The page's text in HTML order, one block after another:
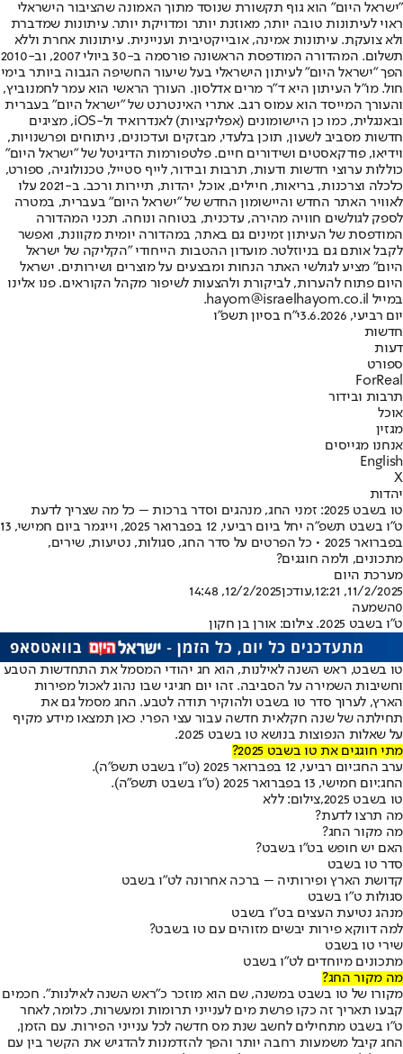
"ישראל היום" הוא גוף תקשורת שנוסד מתוך האמונה שהציבור הישראלי
ראוי לעיתונות טובה יותר, מאוזנת יותר ומדויקת יותר. עיתונות שמדברת
ולא צועקת. עיתונות אמינה, אובייקטיבית ועניינית. עיתונות אחרת וללא
תשלום. המהדורה המודפסת הראשונה פורסמה ב-30 ביולי 2007, וב-2010
הפך "ישראל היום" לעיתון הישראלי בעל שיעור החשיפה הגבוה ביותר בימי
חול. מו"ל העיתון היא ד"ר מרים אדלסון. העורך הראשי הוא עמר לחמנוביץ,
והעורך המייסד הוא עמוס רגב. אתרי האינטרנט של "ישראל היום" בעברית
ובאנגלית, כמו כן היישומונים (אפליקציות) לאנדרואיד ול-iOS, מציגים
חדשות מסביב לשעון, תוכן בלעדי, מבזקים ועדכונים, ניתוחים ופרשנויות,
וידיאו, פודקאסטים ושידורים חיים. פלטפורמות הדיגיטל של "ישראל היום"
כוללות ערוצי חדשות ודעות, תרבות ובידור, לייף סטייל, טכנולוגיה, ספורט,
כלכלה וצרכנות, בריאות, חיילים, אוכל, יהדות, תיירות ורכב. ב-2021 עלו
לאוויר האתר החדש והיישומון החדש של "ישראל היום" בעברית, במטרה
לספק לגולשים חוויה מהירה, עדכנית, בטוחה ונוחה. תכני המהדורה
המודפסת של העיתון זמינים גם באתר, במהדורה יומית מקוונת, ואפשר
לקבל אותם גם בניוזלטר. מועדון ההטבות הייחודי "הקליקה של ישראל
היום" מציע לגולשי האתר הנחות ומבצעים על מוצרים ושירותים. ישראל
היום פתוח להערות, לביקורת ולהצעות לשיפור מקהל הקוראים. פנו אלינו
במייל hayom@israelhayom.co.il.
יום רביעי, 3.6.2026
י"ח בסיון תשפ"ו
חדשות
דעות
ספורט
ForReal
תרבות ובידור
אוכל
מגזין
אנחנו מגייסים
English
X
יהדות
טו בשבט 2025: זמני החג, מנהגים וסדר ברכות – כל מה שצריך לדעת
ט"ו בשבט תשפ"ה יחל ביום רביעי, 12 בפברואר 2025, וייגמר ביום חמישי, 13
בפברואר 2025 • כל הפרטים על סדר החג, סגולות, נטיעות, שירים,
מתכונים, ולמה חוגגים?
מערכת היום
11/2/2025, 12:21
,עודכן12/2/2025, 14:48
0השמעה
ט"ו בשבט 2025. צילום: אורן בן חקון
טו בשבט, ראש השנה לאילנות, הוא חג יהודי המסמל את התחדשות הטבע
וחשיבות השמירה על הסביבה. זהו יום חגיגי שבו נהוג לאכול מפירות
הארץ, לערוך סדר טו בשבט ולהוקיר תודה לטבע. החג מסמל גם את
תחילתה של שנה חקלאית חדשה עבור עצי הפרי. כאן תמצאו מידע מקיף
על שאלות הנפוצות בנושא טו בשבט 2025.
מתי חוגגים את טו בשבט 2025?
ערב החג:יום רביעי, 12 בפברואר 2025 (ט"ו בשבט תשפ"ה).
החג:יום חמישי, 13 בפברואר 2025 (ט"ו בשבט תשפ"ה).
טו בשבט 2025,צילום: ללא
מה תרצו לדעת?
מה מקור החג?
האם יש חופש בט"ו בשבט?
סדר טו בשבט
קדושת הארץ ופירותיה – ברכה אחרונה לט"ו בשבט
סגולות ט"ו בשבט
מנהג נטיעת העצים בט"ו בשבט
למה דווקא פירות יבשים מזוהים עם טו בשבט?
שירי טו בשבט
מתכונים מיוחדים לט"ו בשבט
מה מקור החג?
מקורו של טו בשבט במשנה, שם הוא מוזכר כ"ראש השנה לאילנות". חכמים
קבעו תאריך זה כקו פרשת מים לענייני תרומות ומעשרות, כלומר, לאחר
ט"ו בשבט מתחילים לחשב שנת מס חדשה לכל ענייני הפירות. עם הזמן,
החג קיבל משמעות רחבה יותר והפך להזדמנות להדגיש את הקשר בין עם